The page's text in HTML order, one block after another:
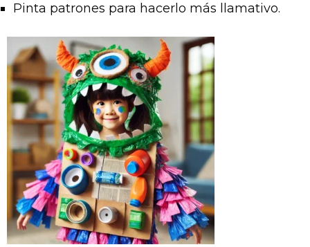
Pinta patrones para hacerlo más llamativo.